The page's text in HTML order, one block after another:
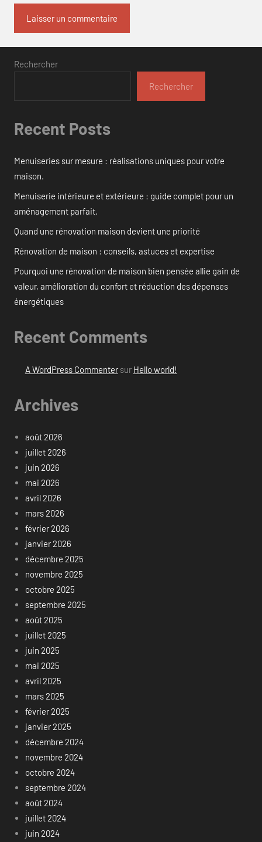
Rechercher
Rechercher
Recent Posts
Menuiseries sur mesure : réalisations uniques pour votre
maison.
Menuiserie intérieure et extérieure : guide complet pour un
aménagement parfait.
Quand une rénovation maison devient une priorité
Rénovation de maison : conseils, astuces et expertise
Pourquoi une rénovation de maison bien pensée allie gain de
valeur, amélioration du confort et réduction des dépenses
énergétiques
Recent Comments
A WordPress Commentersur Hello world!
Archives
août 2026
juillet 2026
juin 2026
mai 2026
avril 2026
mars 2026
février 2026
janvier 2026
décembre 2025
novembre 2025
octobre 2025
septembre 2025
août 2025
juillet 2025
juin 2025
mai 2025
avril 2025
mars 2025
février 2025
janvier 2025
décembre 2024
novembre 2024
octobre 2024
septembre 2024
août 2024
juillet 2024
juin 2024